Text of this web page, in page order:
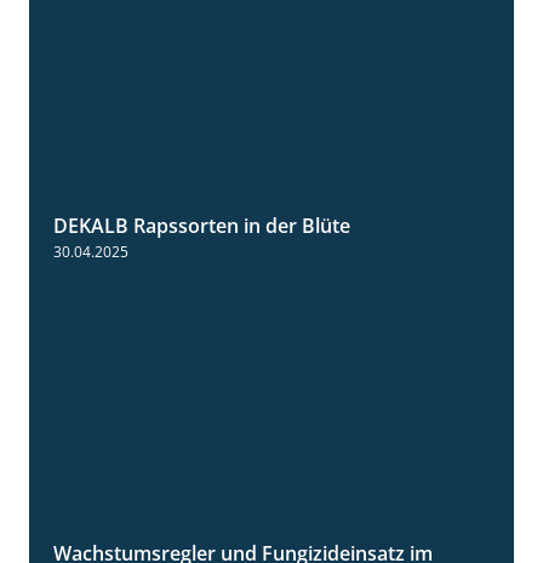
DEKALB Rapssorten in der Blüte
30.04.2025